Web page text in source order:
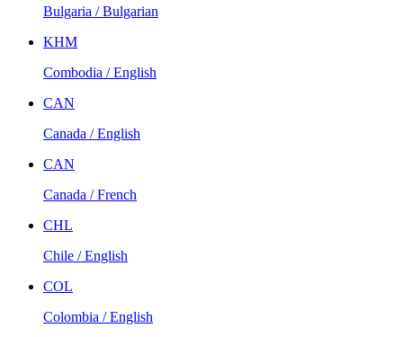
Bulgaria / Bulgarian
KHM
Combodia / English
CAN
Canada / English
CAN
Canada / French
CHL
Chile / English
COL
Colombia / English